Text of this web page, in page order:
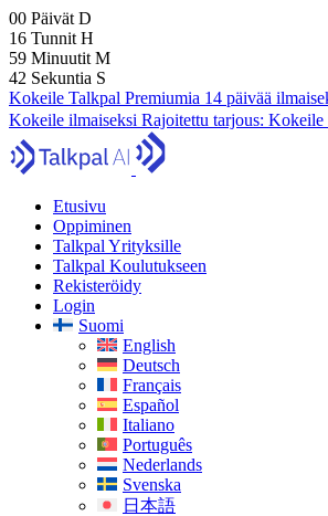
00 Päivät D
16 Tunnit H
59 Minuutit M
41 Sekuntia S
Kokeile Talkpal Premiumia 14 päivää
Kokeile ilmaiseksi Rajoitettu tarjous: Kokeile
Etusivu
Oppiminen
Talkpal Yrityksille
Talkpal Koulutukseen
Rekisteröidy
Login
Suomi
English
Deutsch
Français
Español
Italiano
Português
Nederlands
Svenska
日本語